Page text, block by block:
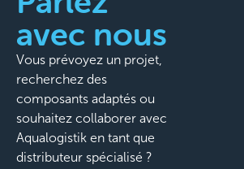
avec nous
Vous prévoyez un projet,
recherchez des
composants adaptés ou
souhaitez collaborer avec
Aqualogistik en tant que
distributeur spécialisé ?